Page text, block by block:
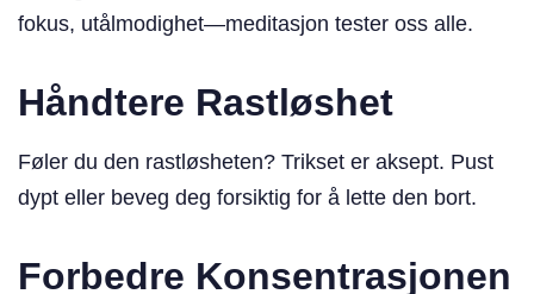
fokus, utålmodighet—meditasjon tester oss alle.
Håndtere Rastløshet
Føler du den rastløsheten? Trikset er aksept. Pust
dypt eller beveg deg forsiktig for å lette den bort.
Forbedre Konsentrasjonen